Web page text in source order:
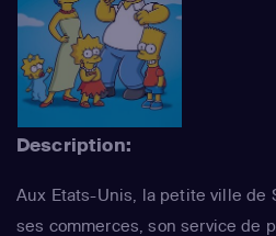
Description:
Aux Etats-Unis, la petite ville de
ses commerces, son service de